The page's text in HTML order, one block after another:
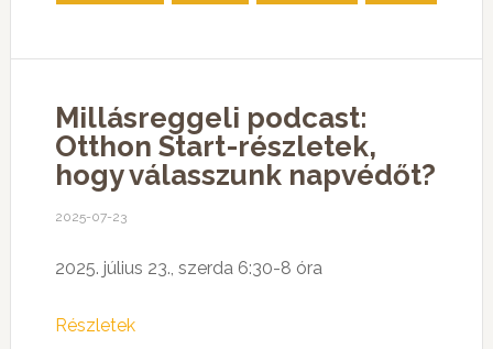
Millásreggeli podcast:
Otthon Start-részletek,
hogy válasszunk napvédőt?
2025-07-23
2025. július 23., szerda 6:30-8 óra
Részletek